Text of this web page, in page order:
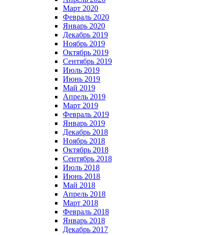
Март 2020
Февраль 2020
Январь 2020
Декабрь 2019
Ноябрь 2019
Октябрь 2019
Сентябрь 2019
Июль 2019
Июнь 2019
Май 2019
Апрель 2019
Март 2019
Февраль 2019
Январь 2019
Декабрь 2018
Ноябрь 2018
Октябрь 2018
Сентябрь 2018
Июль 2018
Июнь 2018
Май 2018
Апрель 2018
Март 2018
Февраль 2018
Январь 2018
Декабрь 2017